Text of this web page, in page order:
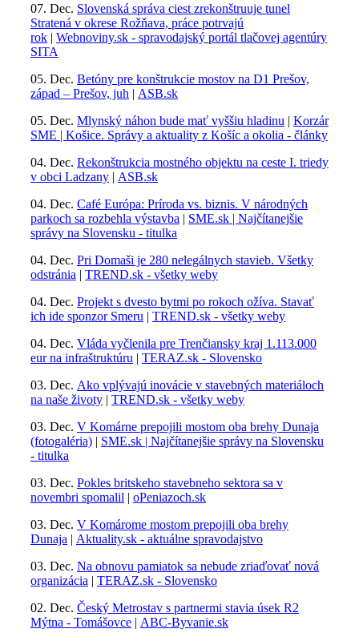
07. Dec. Slovenská správa ciest zrekonštruuje tunel
Stratená v okrese Rožňava, práce potrvajú
rok | Webnoviny.sk - spravodajský portál tlačovej agentúry
SITA
05. Dec. Betóny pre konštrukcie mostov na D1 Prešov,
západ – Prešov, juh | ASB.sk
05. Dec. Mlynský náhon bude mať vyššiu hladinu | Korzár
SME | Košice. Správy a aktuality z Košíc a okolia - články
04. Dec. Rekonštrukcia mostného objektu na ceste I. triedy
v obci Ladzany | ASB.sk
04. Dec. Café Európa: Príroda vs. biznis. V národných
parkoch sa rozbehla výstavba | SME.sk | Najčítanejšie
správy na Slovensku - titulka
04. Dec. Pri Domaši je 280 nelegálnych stavieb. Všetky
odstránia | TREND.sk - všetky weby
04. Dec. Projekt s dvesto bytmi po rokoch ožíva. Stavať
ich ide sponzor Smeru | TREND.sk - všetky weby
04. Dec. Vláda vyčlenila pre Trenčiansky kraj 1.113.000
eur na infraštruktúru | TERAZ.sk - Slovensko
03. Dec. Ako vplývajú inovácie v stavebných materiáloch
na naše životy | TREND.sk - všetky weby
03. Dec. V Komárne prepojili mostom oba brehy Dunaja
(fotogaléria) | SME.sk | Najčítanejšie správy na Slovensku
- titulka
03. Dec. Pokles britskeho stavebneho sektora sa v
novembri spomalil | oPeniazoch.sk
03. Dec. V Komárome mostom prepojili oba brehy
Dunaja | Aktuality.sk - aktuálne spravodajstvo
03. Dec. Na obnovu pamiatok sa nebude zriaďovať nová
organizácia | TERAZ.sk - Slovensko
02. Dec. Český Metrostav s partnermi stavia úsek R2
Mýtna - Tomášovce | ABC-Byvanie.sk